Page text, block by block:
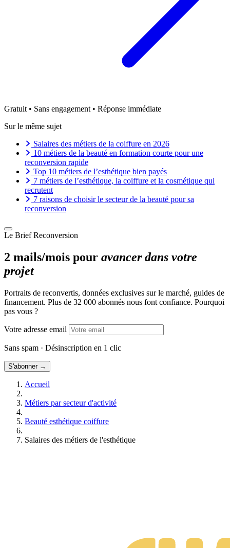
Gratuit • Sans engagement • Réponse immédiate
Sur le même sujet
Salaires des métiers de la coiffure en 2026
10 métiers de la beauté en formation courte pour une
reconversion rapide
Top 10 métiers de l’esthétique bien payés
7 métiers de l’esthétique, la coiffure et la cosmétique qui
recrutent
7 raisons de choisir le secteur de la beauté pour sa
reconversion
Le Brief Reconversion
2 mails/mois pour avancer dans votre
projet
Portraits de reconvertis, données exclusives sur le marché, guides de
financement. Plus de 32 000 abonnés nous font confiance. Pourquoi
pas vous ?
Votre adresse email
Sans spam · Désinscription en 1 clic
S'abonner →
Accueil
Métiers par secteur d'activité
Beauté esthétique coiffure
Salaires des métiers de l'esthétique